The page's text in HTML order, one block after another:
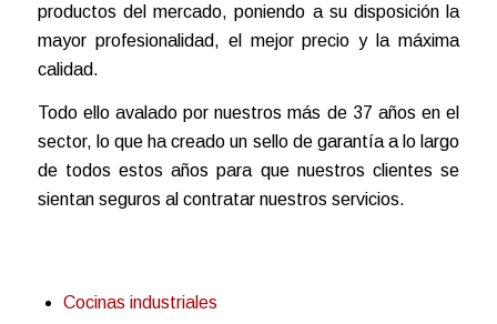
productos del mercado, poniendo a su disposición la
mayor profesionalidad, el mejor precio y la máxima
calidad.
Todo ello avalado por nuestros más de 37 años en el
sector, lo que ha creado un sello de garantía a lo largo
de todos estos años para que nuestros clientes se
sientan seguros al contratar nuestros servicios.
Cocinas industriales